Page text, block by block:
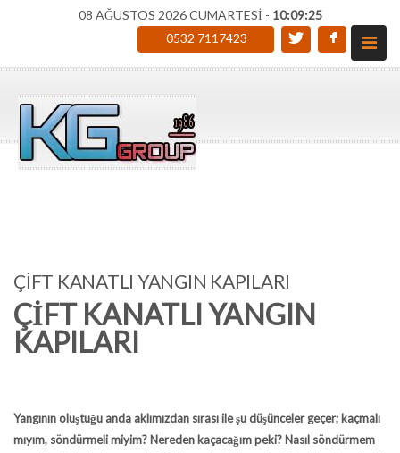
08 AĞUSTOS 2026 CUMARTESİ - 10:09:26
0532 7117423
ÇİFT KANATLI YANGIN KAPILARI
ÇİFT KANATLI YANGIN
KAPILARI
Yangının oluştuğu anda aklımızdan sırası ile şu düşünceler geçer; kaçmalı
mıyım, söndürmeli miyim? Nereden kaçacağım peki? Nasıl söndürmem